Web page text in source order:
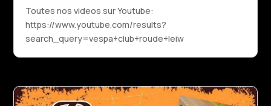
Toutes nos videos sur Youtube:
https://www.youtube.com/results?
search_query=vespa+club+roude+leiw